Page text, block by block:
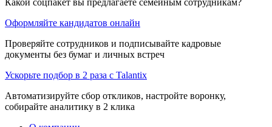
Оформляйте кандидатов онлайн
Проверяйте сотрудников и подписывайте кадровые
документы без бумаг и личных встреч
Ускорьте подбор в 2 раза с Talantix
Автоматизируйте сбор откликов, настройте воронку,
собирайте аналитику в 2 клика